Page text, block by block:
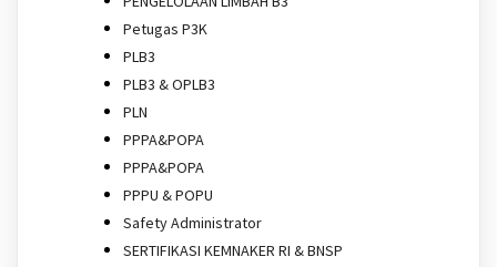
Petugas P3K
PLB3
PLB3 & OPLB3
PLN
PPPA&POPA
PPPA&POPA
PPPU & POPU
Safety Administrator
SERTIFIKASI KEMNAKER RI & BNSP